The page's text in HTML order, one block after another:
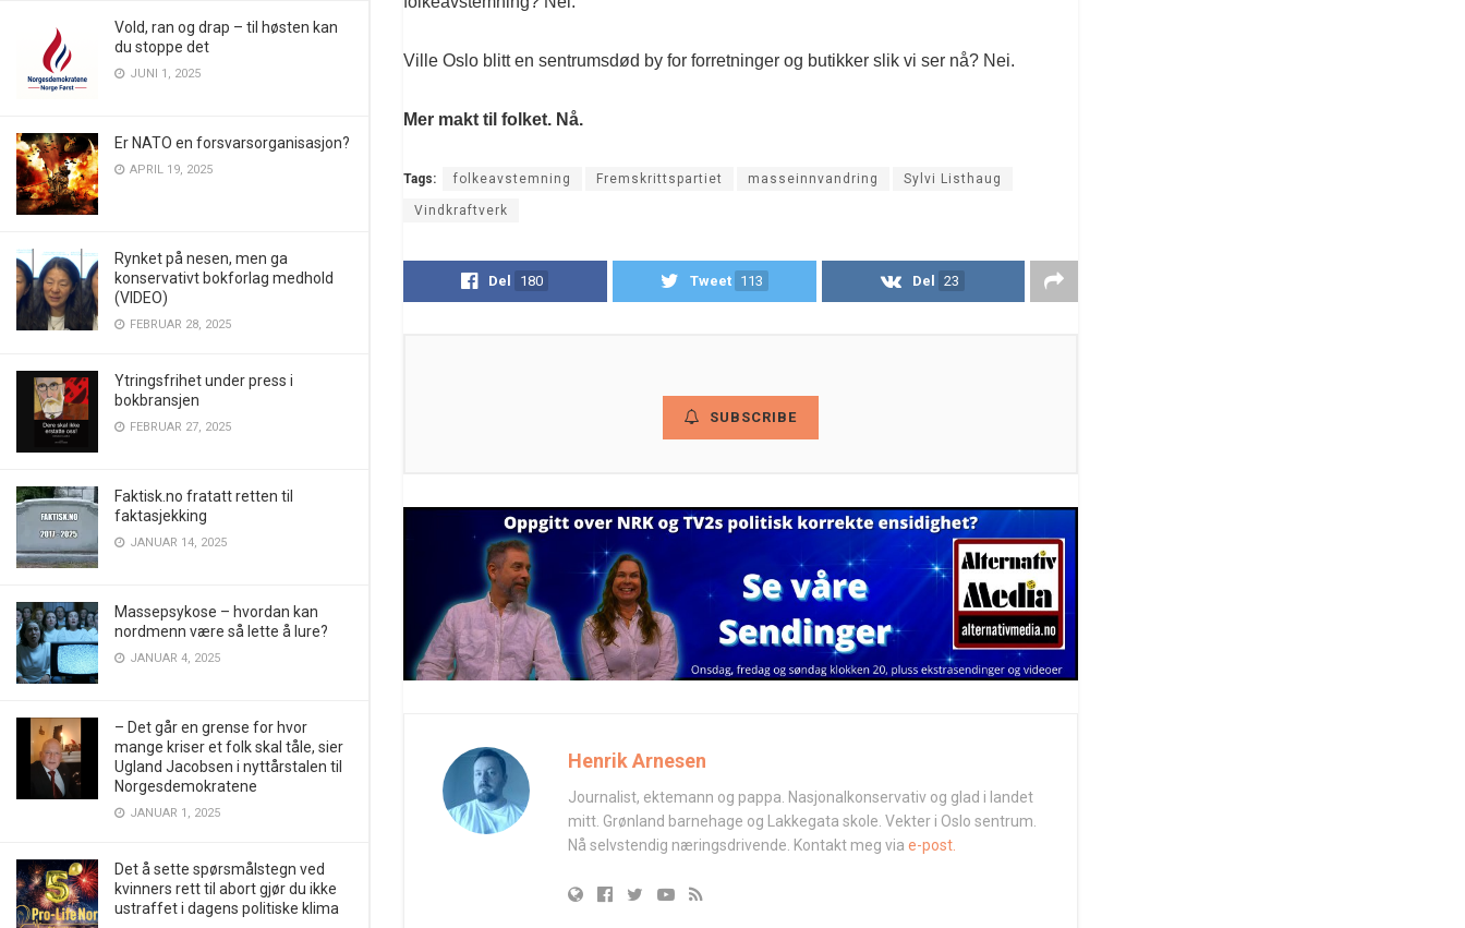
Vold, ran og drap – til høsten kan
du stoppe det
JUNI 1, 2025
Er NATO en forsvarsorganisasjon?
APRIL 19, 2025
Rynket på nesen, men ga
konservativt bokforlag medhold
(VIDEO)
FEBRUAR 28, 2025
Ytringsfrihet under press i
bokbransjen
FEBRUAR 27, 2025
Faktisk.no fratatt retten til
faktasjekking
JANUAR 14, 2025
Massepsykose – hvordan kan
nordmenn være så lette å lure?
JANUAR 4, 2025
– Det går en grense for hvor
mange kriser et folk skal tåle, sier
Ugland Jacobsen i nyttårstalen til
Norgesdemokratene
JANUAR 1, 2025
Det å sette spørsmålstegn ved
kvinners rett til abort gjør du ikke
ustraffet i dagens politiske klima
Ville Oslo blitt en sentrumsdød by for forretninger og butikker slik vi ser nå? Nei.
Mer makt til folket. Nå.
Tags: folkeavstemning Fremskrittspartiet masseinnvandring Sylvi Listhaug
Vindkraftverk
Del 180 Tweet 113 Del 23
SUBSCRIBE
Henrik Arnesen
Journalist, ektemann og pappa. Nasjonalkonservativ og glad i landet
mitt. Grønland barnehage og Lakkegata skole. Vekter i Oslo sentrum.
Nå selvstendig næringsdrivende. Kontakt meg via e-post.